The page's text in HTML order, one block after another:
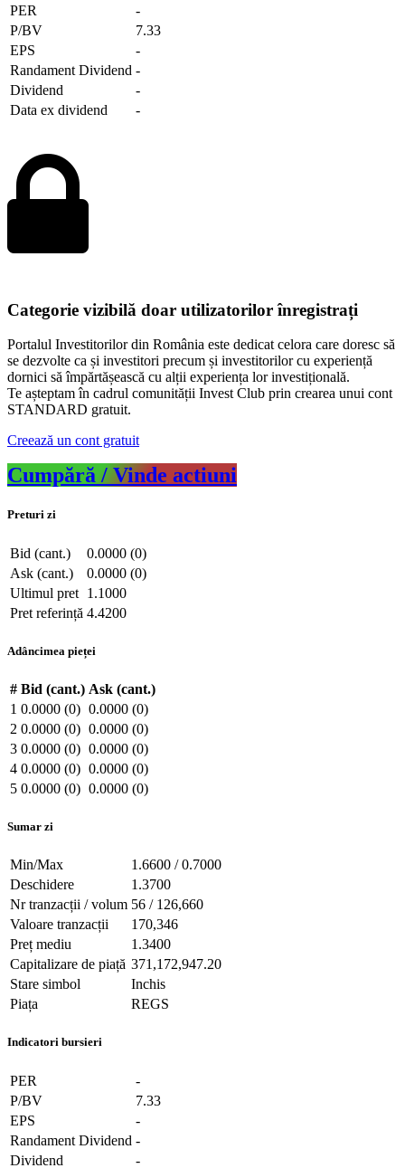
PER
-
P/BV
7.33
EPS
-
Randament Dividend -
Dividend
-
Data ex dividend
-
Categorie vizibilă doar utilizatorilor înregistrați
Portalul Investitorilor din România este dedicat celora care doresc să
se dezvolte ca și investitori precum și investitorilor cu experiență
dornici să împărtășească cu alții experiența lor investițională.
Te așteptam în cadrul comunității Invest Club prin crearea unui cont
STANDARD gratuit.
Creează un cont gratuit
Cumpără / Vinde actiuni
Preturi zi
Bid (cant.)
0.0000 (0)
Ask (cant.)
0.0000 (0)
Ultimul pret 1.1000
Pret referință 4.4200
Adâncimea pieței
# Bid (cant.) Ask (cant.)
1 0.0000 (0) 0.0000 (0)
2 0.0000 (0) 0.0000 (0)
3 0.0000 (0) 0.0000 (0)
4 0.0000 (0) 0.0000 (0)
5 0.0000 (0) 0.0000 (0)
Sumar zi
Min/Max
1.6600 / 0.7000
Deschidere
1.3700
Nr tranzacții / volum 56 / 126,660
Valoare tranzacții
170,346
Preț mediu
1.3400
Capitalizare de piață 371,172,947.20
Stare simbol
Inchis
Piața
REGS
Indicatori bursieri
PER
-
P/BV
7.33
EPS
-
Randament Dividend -
Dividend
-